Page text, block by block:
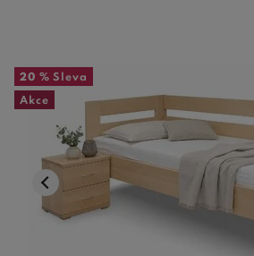
20 % Sleva
Akce